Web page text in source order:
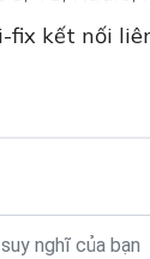
fix kết nối